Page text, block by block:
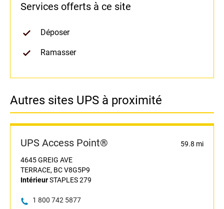
Services offerts à ce site
Déposer
Ramasser
Autres sites UPS à proximité
UPS Access Point®
59.8 mi
4645 GREIG AVE
TERRACE, BC V8G5P9
IntérieurSTAPLES 279
1 800 742 5877